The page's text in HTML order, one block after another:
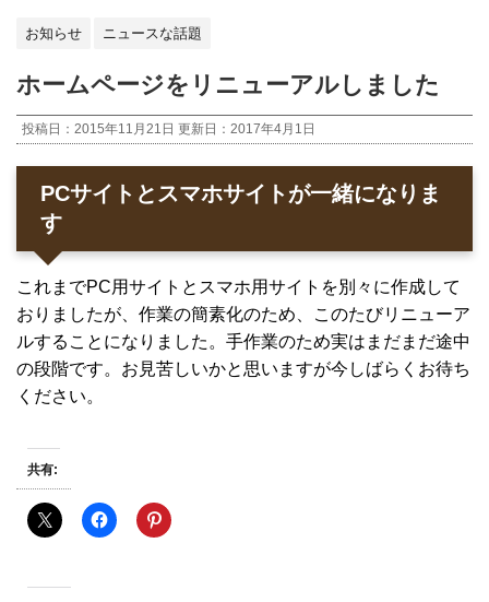
お知らせ ニュースな話題
ホームページをリニューアルしました
投稿日：2015年11月21日 更新日： 2017年4月1日
PCサイトとスマホサイトが一緒になりま
す
これまでPC用サイトとスマホ用サイトを別々に作成して
おりましたが、作業の簡素化のため、このたびリニューア
ルすることになりました。手作業のため実はまだまだ途中
の段階です。お見苦しいかと思いますが今しばらくお待ち
ください。
共有: